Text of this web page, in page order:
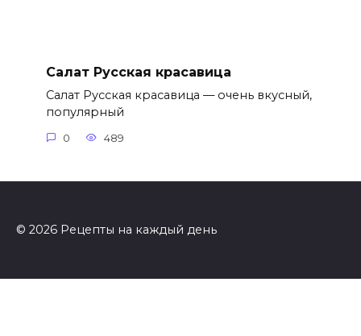
Салат Русская красавица
Салат Русская красавица — очень вкусный,
популярный
0 489
© 2026 Рецепты на каждый день